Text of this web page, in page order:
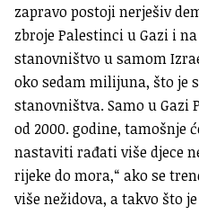
zapravo postoji nerješiv
zbroje Palestinci u Gazi i
stanovništvo u samom
oko sedam milijuna, što je
stanovništva. Samo u Gazi
od 2000. godine, tamošnje
nastaviti rađati više djece
rijeke do mora,“ ako se
više nežidova, a takvo što